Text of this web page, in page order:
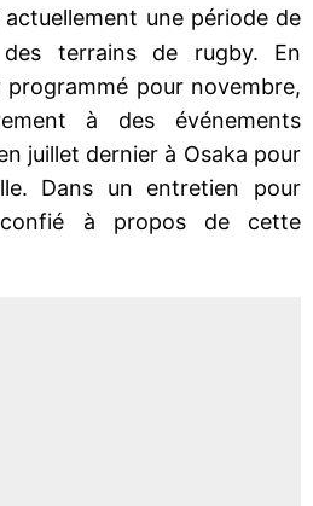
actuellement une période de
des terrains de rugby. En
pour novembre,
à des événements
juillet dernier à Osaka pour
Dans un entretien pour
à propos de cette